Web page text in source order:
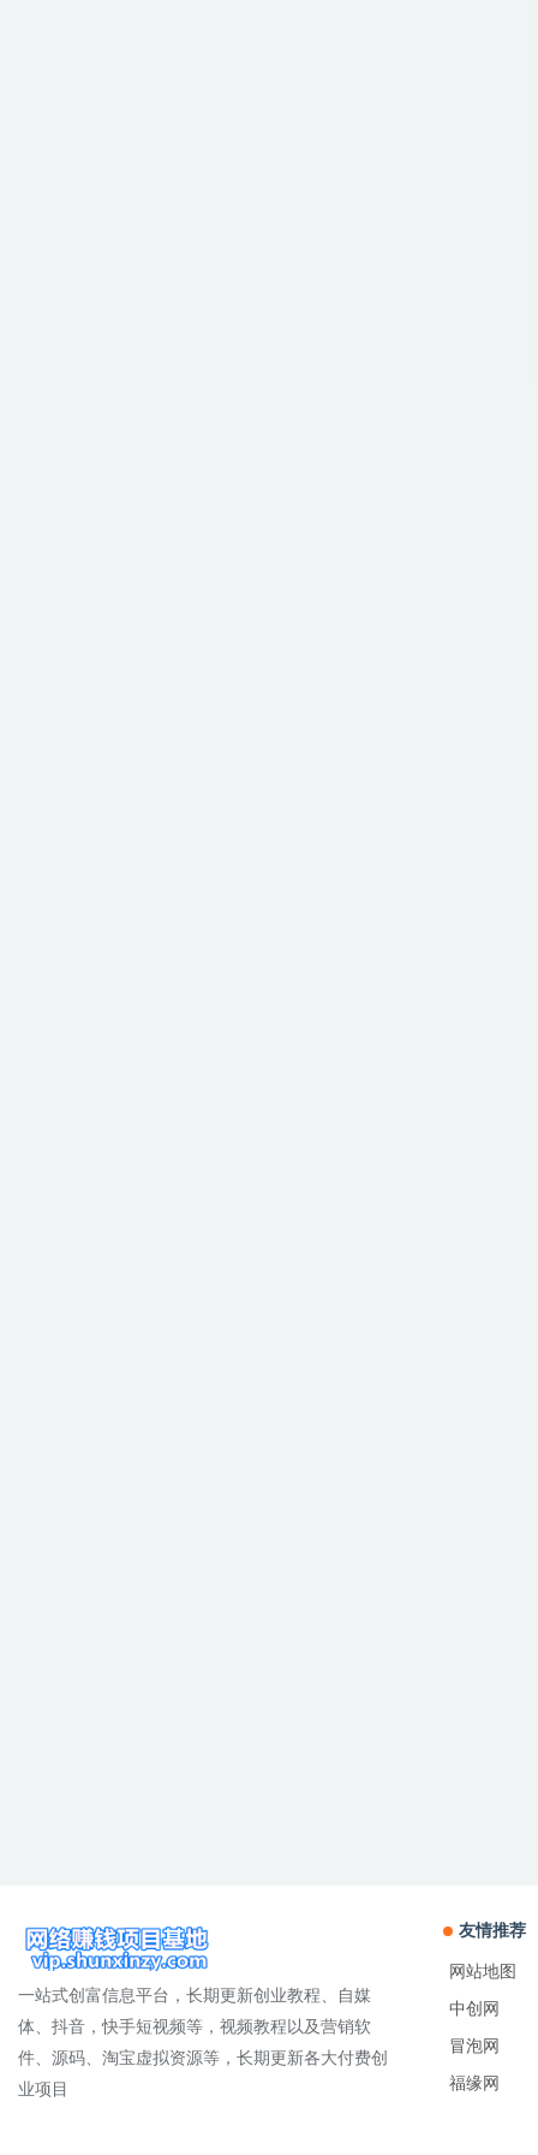
一站式创富信息平台，长期更新创业教程、自媒
体、抖音，快手短视频等，视频教程以及营销软
件、源码、淘宝虚拟资源等，长期更新各大付费创
业项目
友情推荐
网站地图
中创网
冒泡网
福缘网